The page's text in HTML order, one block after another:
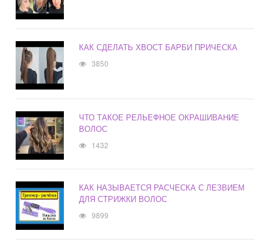
КАК СДЕЛАТЬ ХВОСТ БАРБИ ПРИЧЕСКА
3850
ЧТО ТАКОЕ РЕЛЬЕФНОЕ ОКРАШИВАНИЕ
ВОЛОС
1432
КАК НАЗЫВАЕТСЯ РАСЧЕСКА С ЛЕЗВИЕМ
ДЛЯ СТРИЖКИ ВОЛОС
9899